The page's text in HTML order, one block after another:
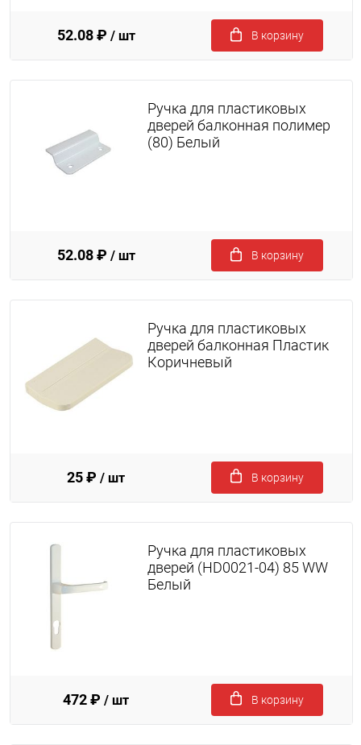
52.08 ₽ / шт В корзину
Ручка для пластиковых
дверей балконная полимер
(80) Белый
52.08 ₽ / шт В корзину
Ручка для пластиковых
дверей балконная Пластик
Коричневый
25 ₽ / шт В корзину
Ручка для пластиковых
дверей (HD0021-04) 85 WW
Белый
472 ₽ / шт В корзину